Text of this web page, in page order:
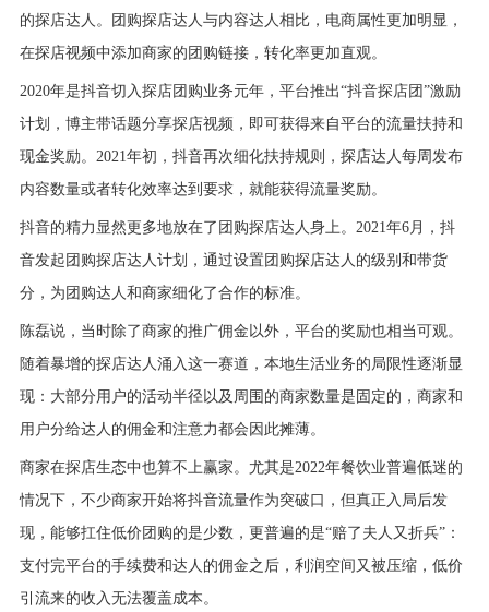
的探店达人。团购探店达人与内容达人相比，电商属性更加明显，
在探店视频中添加商家的团购链接，转化率更加直观。
2020年是抖音切入探店团购业务元年，平台推出“抖音探店团”激励
计划，博主带话题分享探店视频，即可获得来自平台的流量扶持和
现金奖励。2021年初，抖音再次细化扶持规则，探店达人每周发布
内容数量或者转化效率达到要求，就能获得流量奖励。
抖音的精力显然更多地放在了团购探店达人身上。2021年6月，抖
音发起团购探店达人计划，通过设置团购探店达人的级别和带货
分，为团购达人和商家细化了合作的标准。
陈磊说，当时除了商家的推广佣金以外，平台的奖励也相当可观。
随着暴增的探店达人涌入这一赛道，本地生活业务的局限性逐渐显
现：大部分用户的活动半径以及周围的商家数量是固定的，商家和
用户分给达人的佣金和注意力都会因此摊薄。
商家在探店生态中也算不上赢家。尤其是2022年餐饮业普遍低迷的
情况下，不少商家开始将抖音流量作为突破口，但真正入局后发
现，能够扛住低价团购的是少数，更普遍的是“赔了夫人又折兵”：
支付完平台的手续费和达人的佣金之后，利润空间又被压缩，低价
引流来的收入无法覆盖成本。